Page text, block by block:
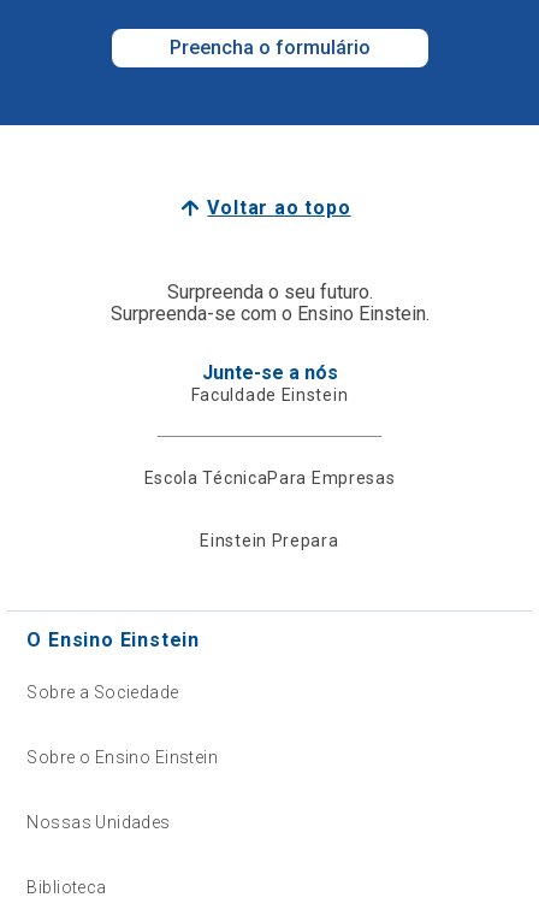
Preencha o formulário
Voltar ao topo
Surpreenda o seu futuro.
Surpreenda-se com o Ensino Einstein.
Junte-se a nós
Faculdade Einstein
Escola TécnicaPara Empresas
Einstein Prepara
O Ensino Einstein
Sobre a Sociedade
Sobre o Ensino Einstein
Nossas Unidades
Biblioteca